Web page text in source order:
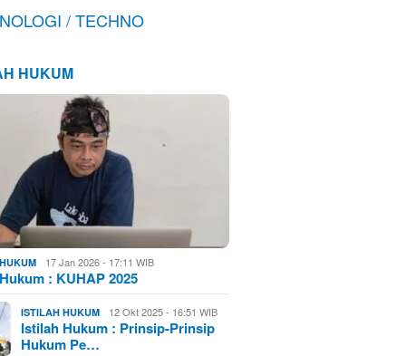
/ TECHNO
HUKUM
17 Jan 2026 - 17:11 WIB
: KUHAP 2025
ISTILAH HUKUM 12 Okt 2025 - 16:51 WIB
Istilah Hukum : Prinsip-Prinsip
Hukum Pe…